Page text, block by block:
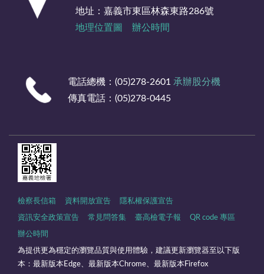
犯罪議
罵、兒
路發
友通訊
地址：嘉義市東區林森東路286號
地理位置圖
辦公時間
電話總機：(05)278-2601 承辦股分機
傳真電話：(05)278-0445
檢察長信箱 資料開放宣告 隱私權保護宣告
資訊安全政策宣告 常見問答集 臺高檢電子報 QR code 專區
辦公時間
為提供更為穩定的瀏覽品質與使用體驗，建議更新瀏覽器至以下版
本：最新版本Edge、最新版本Chrome、最新版本Firefox